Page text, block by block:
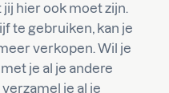
hier ook moet zijn.
te gebruiken, kan je
verkopen. Wil je
je al je andere
je al je